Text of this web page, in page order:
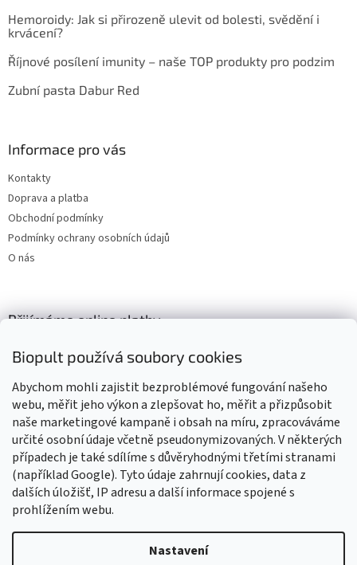
Biopult používá soubory cookies
Abychom mohli zajistit bezproblémové fungování našeho
webu, měřit jeho výkon a zlepšovat ho, měřit a přizpůsobit
naše marketingové kampaně i obsah na míru, zpracováváme
určité osobní údaje včetně pseudonymizovaných. V některých
případech je také sdílíme s důvěryhodnými třetími stranami
(například Google). Tyto údaje zahrnují cookies, data z
dalších úložišť, IP adresu a další informace spojené s
prohlížením webu.
Nastavení
Hemoroidy: Jak si přirozeně ulevit od bolesti, svědění i
krvácení?
Říjnové posílení imunity – naše TOP produkty pro podzim
Zubní pasta Dabur Red
Informace pro vás
Kontakty
Doprava a platba
Obchodní podmínky
Podmínky ochrany osobních údajů
O nás
Přijímáme online platby
Výrobky označené BIO jsou certifikované kontrolní organizací CZ-
BIO-003